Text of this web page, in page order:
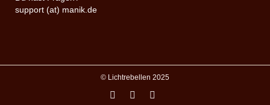
support (at) manik.de
© Lichtrebellen 2025